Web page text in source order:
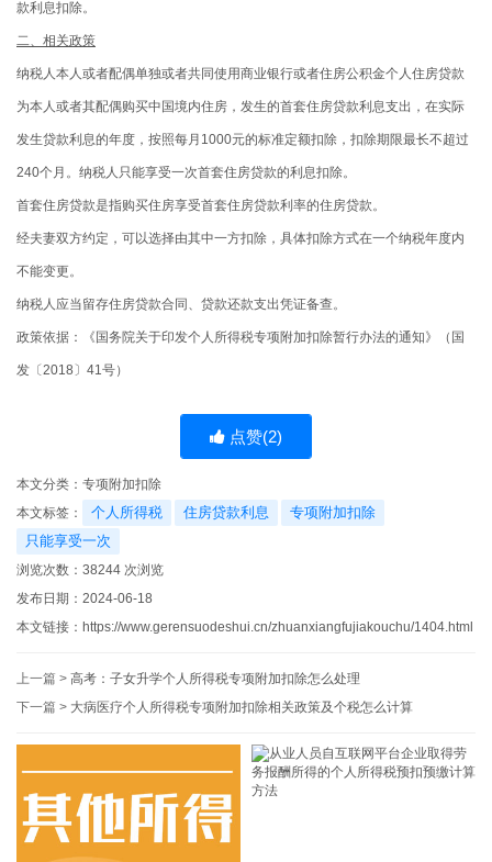
款利息扣除。
二、相关政策
纳税人本人或者配偶单独或者共同使用商业银行或者住房公积金个人住房贷款
为本人或者其配偶购买中国境内住房，发生的首套住房贷款利息支出，在实际
发生贷款利息的年度，按照每月1000元的标准定额扣除，扣除期限最长不超过
240个月。纳税人只能享受一次首套住房贷款的利息扣除。
首套住房贷款是指购买住房享受首套住房贷款利率的住房贷款。
经夫妻双方约定，可以选择由其中一方扣除，具体扣除方式在一个纳税年度内
不能变更。
纳税人应当留存住房贷款合同、贷款还款支出凭证备查。
政策依据：《国务院关于印发个人所得税专项附加扣除暂行办法的通知》（国
发〔2018〕41号）
点赞(2)
本文分类： 专项附加扣除
本文标签：
个人所得税 住房贷款利息
专项附加扣除
只能享受一次
浏览次数： 38244 次浏览
发布日期：2024-06-18
本文链接： https://www.gerensuodeshui.cn/zhuanxiangfujiakouchu/1404.html
上一篇 > 高考：子女升学个人所得税专项附加扣除怎么处理
下一篇 > 大病医疗个人所得税专项附加扣除相关政策及个税怎么计算